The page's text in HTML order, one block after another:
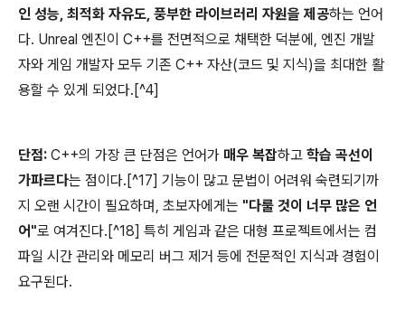
인 성능, 최적화 자유도, 풍부한 라이브러리 자원을 제공하는 언어
다. Unreal 엔진이 C++를 전면적으로 채택한 덕분에, 엔진 개발
자와 게임 개발자 모두 기존 C++ 자산(코드 및 지식)을 최대한 활
용할 수 있게 되었다.[^4]
단점: C++의 가장 큰 단점은 언어가 매우 복잡하고 학습 곡선이
가파르다는 점이다.[^17] 기능이 많고 문법이 어려워 숙련되기까
지 오랜 시간이 필요하며, 초보자에게는 "다룰 것이 너무 많은 언
어"로 여겨진다.[^18] 특히 게임과 같은 대형 프로젝트에서는 컴
파일 시간 관리와 메모리 버그 제거 등에 전문적인 지식과 경험이
요구된다.